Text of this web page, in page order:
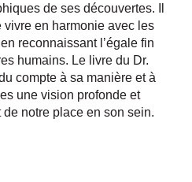
de ses découvertes. Il
vivre en harmonie avec les
reconnaissant l’égale fin
humains. Le livre du Dr.
compte à sa manière et à
une vision profonde et
de notre place en son sein.